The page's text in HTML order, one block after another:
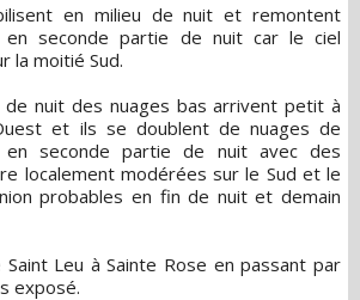
en milieu de nuit et remontent
en seconde partie de nuit car le ciel
la moitié Sud.
de nuit des nuages bas arrivent petit à
et ils se doublent de nuages de
en seconde partie de nuit avec des
localement modérées sur le Sud et le
probables en fin de nuit et demain
Leu à Sainte Rose en passant par
exposé.